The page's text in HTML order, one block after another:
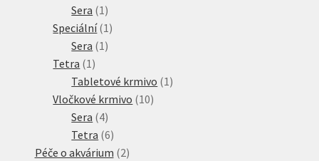
Sera 1 1
produkt
Speciální 1 1
Sera 1 1
Tetra 1 1
produkt
Tabletové krmivo 1 1
Vločkové krmivo 1010
Sera 44
produkty
Tetra 66
produktů
Péče o akvárium 22